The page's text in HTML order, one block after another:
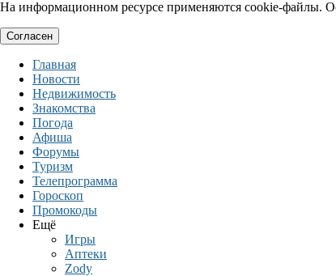
На информационном ресурсе применяются cookie-файлы.
Согласен
Главная
Новости
Недвижимость
Знакомства
Погода
Афиша
Форумы
Туризм
Телепрограмма
Гороскоп
Промокоды
Ещё
Игры
Аптеки
Zody